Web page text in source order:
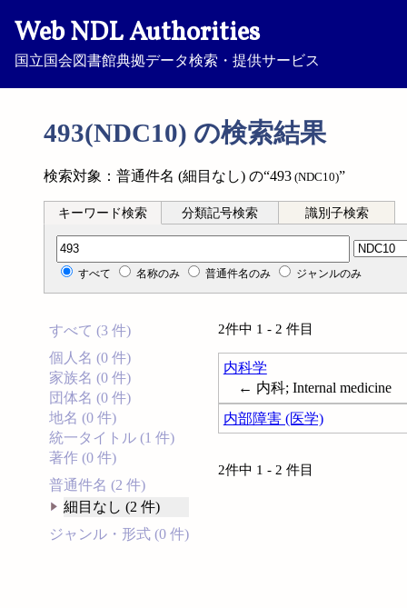
Web NDL Authorities
国立国会図書館典拠データ検索・提供サービス
493(NDC10) の検索結果
検索対象：普通件名 (細目なし) の“493 (NDC10)”
キーワード検索 分類記号検索 識別子検索
分類記号検索
すべて 名称のみ 普通件名のみ ジャンルのみ
すべて (3 件)
個人名 (0 件)
家族名 (0 件)
団体名 (0 件)
地名 (0 件)
統一タイトル (1 件)
著作 (0 件)
普通件名 (2 件)
細目なし (2 件)
ジャンル・形式 (0 件)
2件中 1 - 2 件目
内科学
← 内科; Internal medicine
内部障害 (医学)
2件中 1 - 2 件目